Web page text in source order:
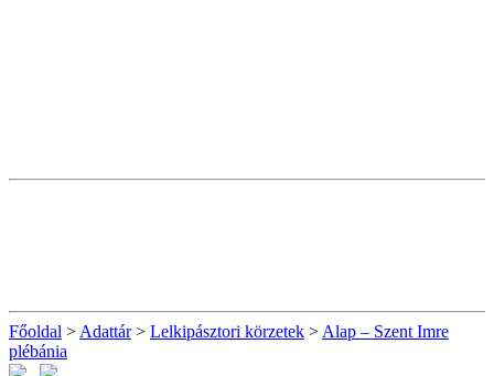
Főoldal > Adattár> Lelkipásztori körzetek > Alap – Szent Imre
plébánia